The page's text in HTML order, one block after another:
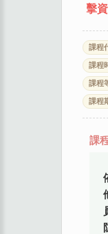
擊
課程
課程
課程
課程
課